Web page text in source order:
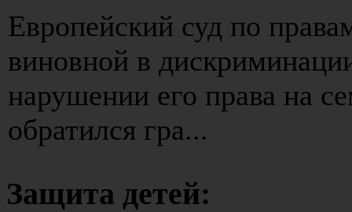
Европейский суд по
виновной в
нарушении его права на
обратился гра...
Защита детей: